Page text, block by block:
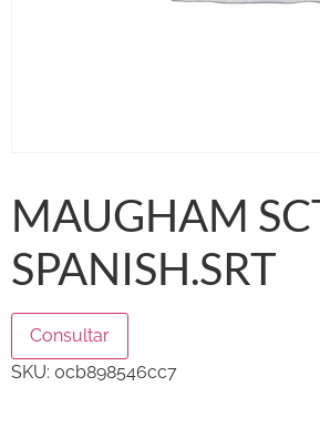
MAUGHAM
SPANISH.SRT
Consultar
SKU: 0cb898546cc7